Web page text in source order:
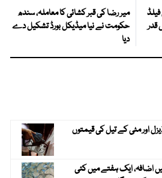
قدر
میر رضا کی قبر کشائی کا معاملہ، سندھ
حکومت نے نیا میڈیکل بورڈ تشکیل دے
دیا
اور مٹی کے تیل کی قیمتوں
اضافہ، ایک ہفتے میں کئی